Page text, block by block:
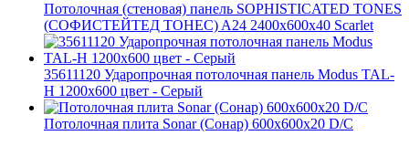
Потолочная (стеновая) панель SOPHISTICATED TONES
(СОФИСТЕЙТЕД ТОНЕС) A24 2400x600x40 Scarlet
35611120 Ударопрочная потолочная панель Modus TAL-
H 1200x600 цвет - Серый
Потолочная плита Sonar (Сонар) 600x600x20 D/C